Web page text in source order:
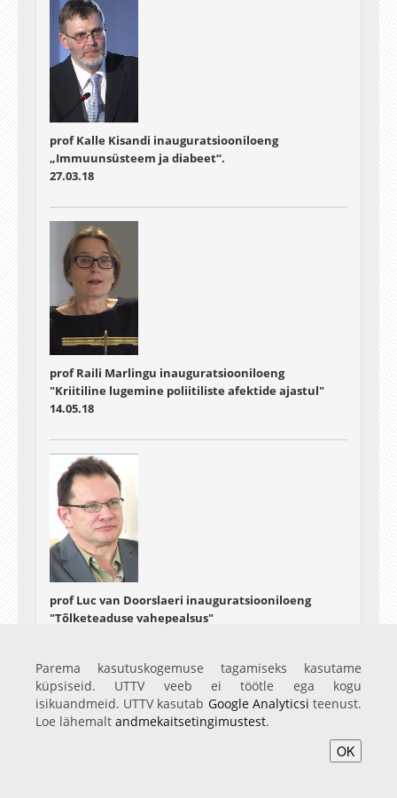
prof Kalle Kisandi inauguratsiooniloeng
„Immuunsüsteem ja diabeet“.
27.03.18
prof Raili Marlingu inauguratsiooniloeng
"Kriitiline lugemine poliitiliste afektide ajastul"
14.05.18
prof Luc van Doorslaeri inauguratsiooniloeng
"Tõlketeaduse vahepealsus"
Parema kasutuskogemuse tagamiseks kasutame
küpsiseid. UTTV veeb ei töötle ega kogu
isikuandmeid. UTTV kasutab Google Analyticsi teenust.
Loe lähemalt andmekaitsetingimustest.
OK